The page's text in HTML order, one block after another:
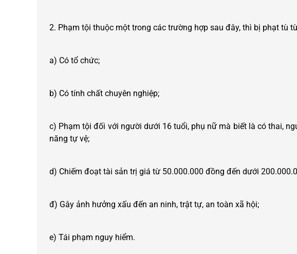
2. Phạm tội thuộc một trong các trường hợp sau đây, thì bị phạt tù
a) Có tổ chức;
b) Có tính chất chuyên nghiệp;
c) Phạm tội đối với người dưới 16 tuổi, phụ nữ mà biết là có thai,
năng tự vệ;
d) Chiếm đoạt tài sản trị giá từ 50.000.000 đồng đến dưới
đ) Gây ảnh hưởng xấu đến an ninh, trật tự, an toàn xã hội;
e) Tái phạm nguy hiểm.